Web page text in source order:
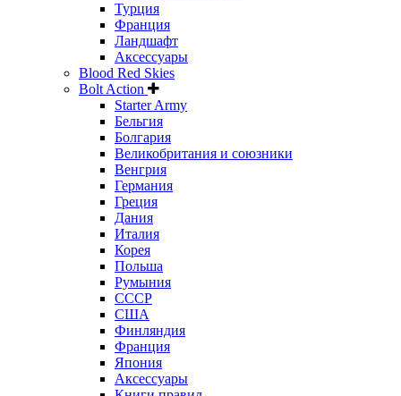
Турция
Франция
Ландшафт
Аксессуары
Blood Red Skies
Bolt Action
Starter Army
Бельгия
Болгария
Великобритания и союзники
Венгрия
Германия
Греция
Дания
Италия
Корея
Польша
Румыния
СССР
США
Финляндия
Франция
Япония
Аксессуары